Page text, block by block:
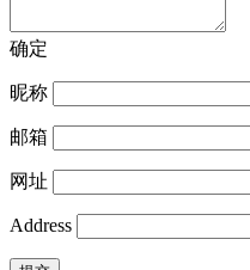
确定
昵称
邮箱
网址
Address